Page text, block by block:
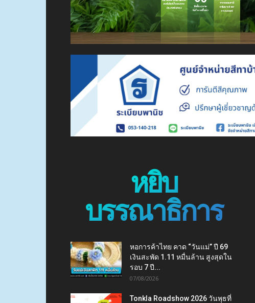
หยิบ
บรรณาธิการ
หอการค้าไทย คาด “วันแม่” ปี 69
เงินสะพัด 1.11 หมื่นล้าน สูงสุดใน
รอบ 7 ปี...
07/08/2026
Tonkla Roadshow 2026 วันพุธที่